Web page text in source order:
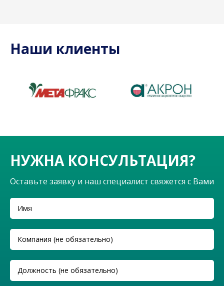
Наши клиенты
НУЖНА КОНСУЛЬТАЦИЯ?
Оставьте заявку и наш специалист свяжется с Вами